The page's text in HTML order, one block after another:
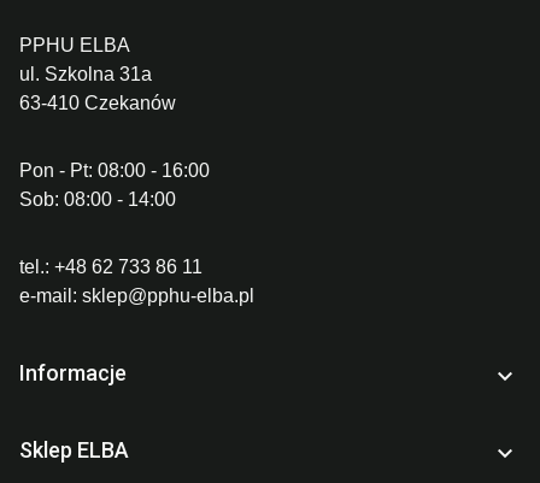
PPHU ELBA
ul. Szkolna 31a
63-410 Czekanów
Pon - Pt: 08:00 - 16:00
Sob: 08:00 - 14:00
tel.: +48 62 733 86 11
e-mail: sklep@pphu-elba.pl
Informacje 
Sklep ELBA 